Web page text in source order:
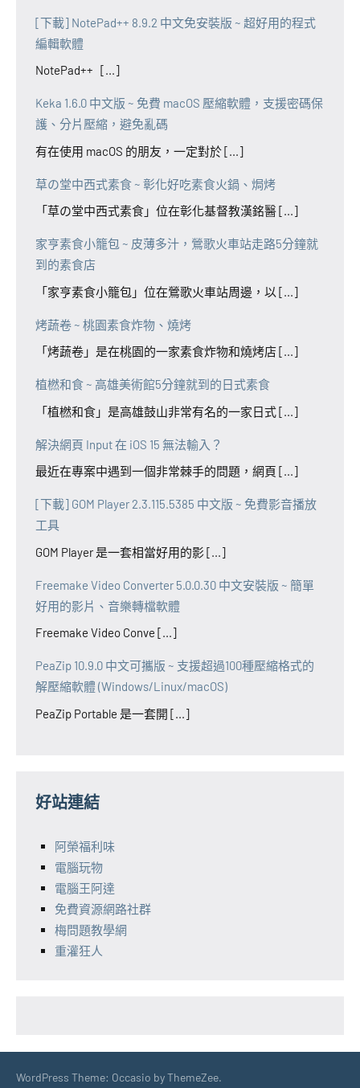
[下載] NotePad++ 8.9.2 中文免安裝版 ~ 超好用的程式
編輯軟體
NotePad++ [...]
Keka 1.6.0 中文版 ~ 免費 macOS 壓縮軟體，支援密碼保
護、分片壓縮，避免亂碼
有在使用 macOS 的朋友，一定對於 [...]
草の堂中西式素食 ~ 彰化好吃素食火鍋、焗烤
「草の堂中西式素食」位在彰化基督教漢銘醫 [...]
家亨素食小籠包 ~ 皮薄多汁，鶯歌火車站走路5分鐘就
到的素食店
「家亨素食小籠包」位在鶯歌火車站周邊，以 [...]
烤蔬卷 ~ 桃園素食炸物、燒烤
「烤蔬卷」是在桃園的一家素食炸物和燒烤店 [...]
植橪和食 ~ 高雄美術館5分鐘就到的日式素食
「植橪和食」是高雄鼓山非常有名的一家日式 [...]
解決網頁 Input 在 iOS 15 無法輸入？
最近在專案中遇到一個非常棘手的問題，網頁 [...]
[下載] GOM Player 2.3.115.5385 中文版 ~ 免費影音播放
工具
GOM Player 是一套相當好用的影 [...]
Freemake Video Converter 5.0.0.30 中文安裝版 ~ 簡單
好用的影片、音樂轉檔軟體
Freemake Video Conve [...]
PeaZip 10.9.0 中文可攜版 ~ 支援超過100種壓縮格式的
解壓縮軟體 (Windows/Linux/macOS)
PeaZip Portable 是一套開 [...]
好站連結
阿榮福利味
電腦玩物
電腦王阿達
免費資源網路社群
梅問題教學網
重灌狂人
WordPress Theme: Occasio by ThemeZee.